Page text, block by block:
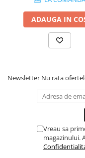
Retelistica
Routere
Cabluri retea
Sisteme Mesh WiFi
Placi de retea
Conectori & mufe
Rack-uri & accesorii
Patch panel-uri
ADAUGA IN
Newsletter Nu rata
Vreau sa
magazinului.